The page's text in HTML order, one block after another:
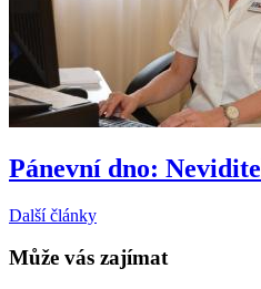
Pánevní dno:
Další články
Může vás zajímat